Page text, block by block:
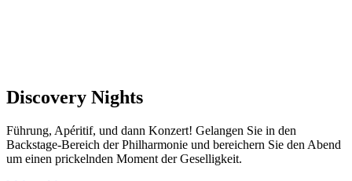
Discovery Nights
Führung, Apéritif, und dann Konzert! Gelangen Sie in den
Backstage-Bereich der Philharmonie und bereichern Sie den Abend
um einen prickelnden Moment der Geselligkeit.